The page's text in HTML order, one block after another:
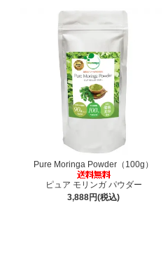
Pure Moringa Powder（100g）
ピュア モリンガ パウダー
3,888円(税込)